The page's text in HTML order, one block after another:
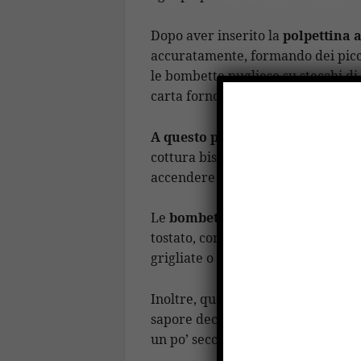
Dopo aver inserito lapolpettina
accuratamente, formando dei
le bombette pugliese su stecchi
carta forno.
A questo punto non ci resta che
cottura bisogna girare le
accendere il grill e farle dorare,
Le bombette pugliesi
vanno
tostato, come contorni si possono
grigliate o saltate in padella.
Inoltre, queste polpette si
sapore deciso, ma va benissimo
un po’ secco.